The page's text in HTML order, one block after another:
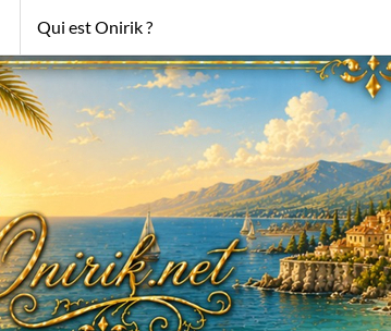
Qui est Onirik ?